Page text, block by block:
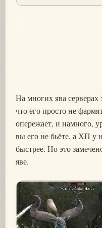
На многих ява серверах
что его просто не
опережает, и намного,
вы его не бьёте, а ХП у
быстрее. Но это
яве.